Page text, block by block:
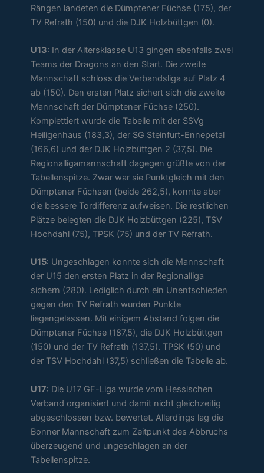
Rängen landeten die Dümptener Füchse (175), der
TV Refrath (150) und die DJK Holzbüttgen (0).
U13: In der Altersklasse U13 gingen ebenfalls zwei
Teams der Dragons an den Start. Die zweite
Mannschaft schloss die Verbandsliga auf Platz 4
ab (150). Den ersten Platz sichert sich die zweite
Mannschaft der Dümptener Füchse (250).
Komplettiert wurde die Tabelle mit der SSVg
Heiligenhaus (183,3), der SG Steinfurt-Ennepetal
(166,6) und der DJK Holzbüttgen 2 (37,5). Die
Regionalligamannschaft dagegen grüßte von der
Tabellenspitze. Zwar war sie Punktgleich mit den
Dümptener Füchsen (beide 262,5), konnte aber
die bessere Tordifferenz aufweisen. Die restlichen
Plätze belegten die DJK Holzbüttgen (225), TSV
Hochdahl (75), TPSK (75) und der TV Refrath.
U15: Ungeschlagen konnte sich die Mannschaft
der U15 den ersten Platz in der Regionalliga
sichern (280). Lediglich durch ein Unentschieden
gegen den TV Refrath wurden Punkte
liegengelassen. Mit einigem Abstand folgen die
Dümptener Füchse (187,5), die DJK Holzbüttgen
(150) und der TV Refrath (137,5). TPSK (50) und
der TSV Hochdahl (37,5) schließen die Tabelle ab.
U17: Die U17 GF-Liga wurde vom Hessischen
Verband organisiert und damit nicht gleichzeitig
abgeschlossen bzw. bewertet. Allerdings lag die
Bonner Mannschaft zum Zeitpunkt des Abbruchs
überzeugend und ungeschlagen an der
Tabellenspitze.